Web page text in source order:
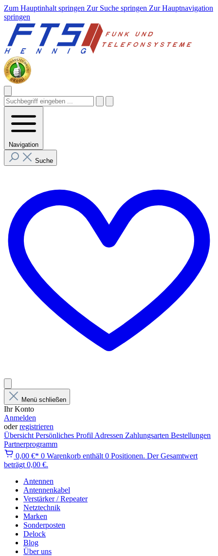
Zum Hauptinhalt springen Zur Suche springen Zur Hauptnavigation
springen
Navigation
Suche
Menü schließen
Ihr Konto
Anmelden
oderregistrieren
Übersicht Persönliches Profil Adressen Zahlungsarten Bestellungen
Partnerprogramm
0,00 €* 0 Warenkorb enthält 0 Positionen. Der Gesamtwert
beträgt 0,00 €.
Antennen
Antennenkabel
Verstärker / Repeater
Netztechnik
Marken
Sonderposten
Delock
Blog
Über uns